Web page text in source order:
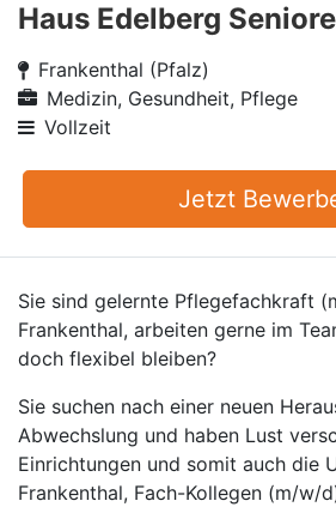
Haus Edelberg
Frankenthal (Pfalz)
Medizin, Gesundheit, Pflege
Vollzeit
Jetzt
Sie sind gelernte Pflegefachkraft
Frankenthal, arbeiten gerne im
doch flexibel bleiben?
Sie suchen nach einer neuen
Abwechslung und haben Lust
Einrichtungen und somit auch die
Frankenthal, Fach-Kollegen (m/w/